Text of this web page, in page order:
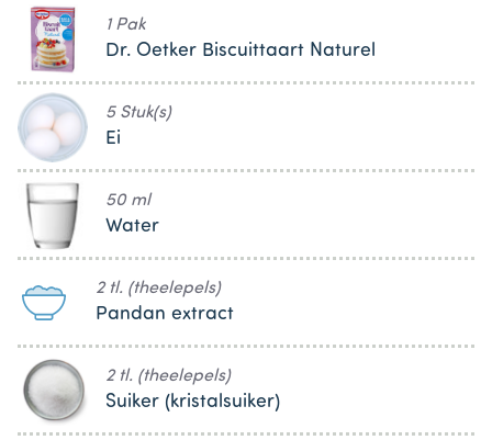
1 Pak
Dr. Oetker Biscuittaart Naturel
5 Stuk(s)
Ei
50 ml
Water
2 tl. (theelepels)
Pandan extract
2 tl. (theelepels)
Suiker (kristalsuiker)